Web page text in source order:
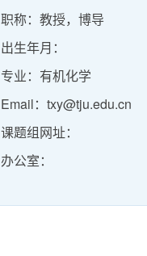
职称：教授，博导
出生年月：
专业：有机化学
Email：txy@tju.edu.cn
课题组网址：
办公室：